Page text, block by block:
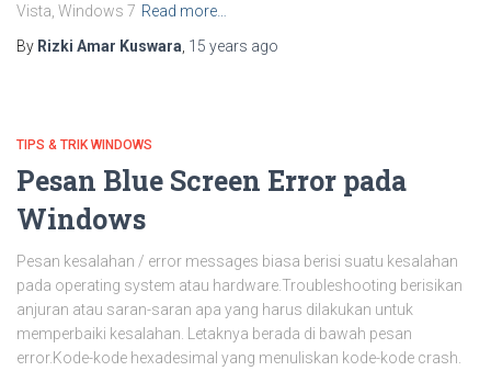
Vista, Windows 7 Read more…
By Rizki Amar Kuswara 15 years ago
TIPS & TRIK WINDOWS
Pesan Blue Screen Error pada
Windows
Pesan kesalahan / error messages biasa berisi suatu kesalahan
pada operating system atau hardware.Troubleshooting berisikan
anjuran atau saran-saran apa yang harus dilakukan untuk
memperbaiki kesalahan. Letaknya berada di bawah pesan
error.Kode-kode hexadesimal yang menuliskan kode-kode crash.